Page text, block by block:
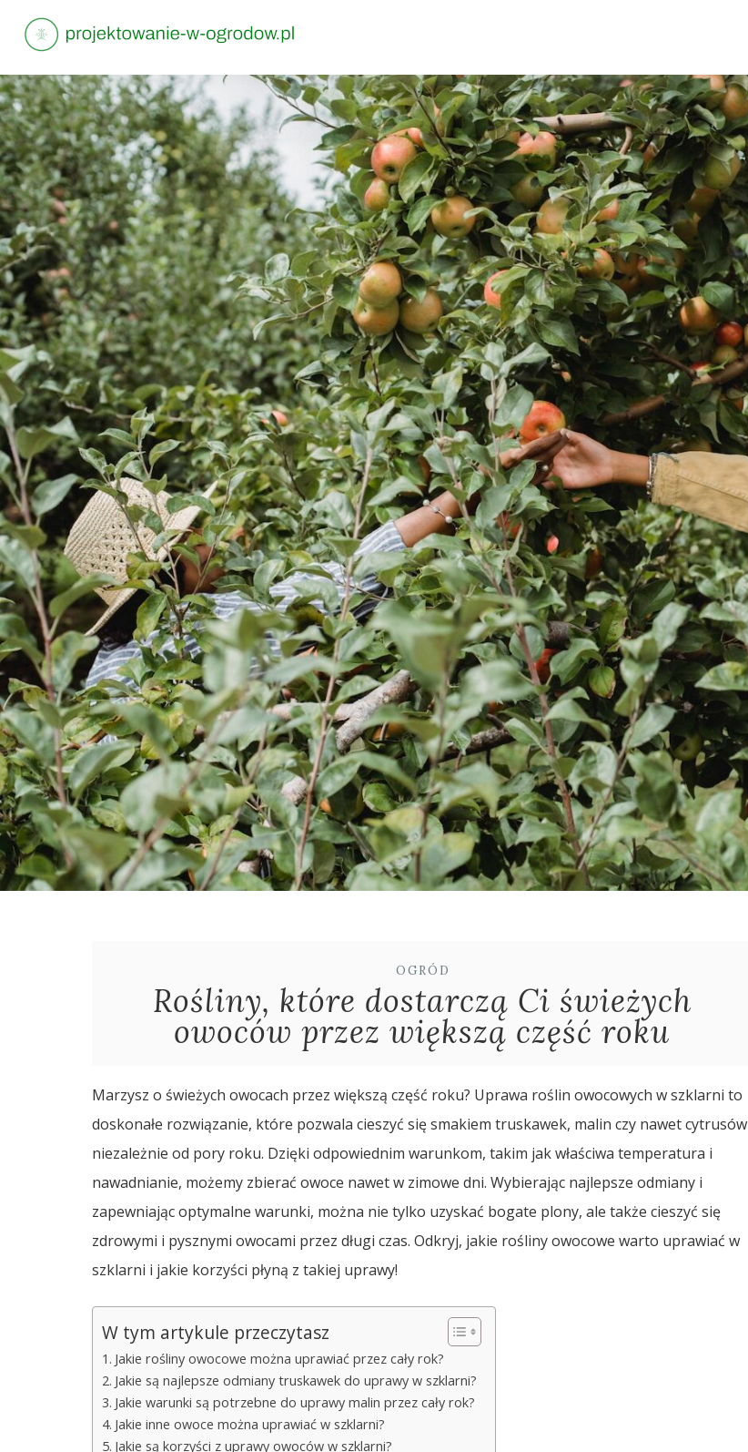
OGRÓD
Rośliny, które dostarczą Ci świeżych
owoców przez większą część roku
Marzysz o świeżych owocach przez większą część roku? Uprawa roślin owocowych w szklarni to
doskonałe rozwiązanie, które pozwala cieszyć się smakiem truskawek, malin czy nawet cytrusów
niezależnie od pory roku. Dzięki odpowiednim warunkom, takim jak właściwa temperatura i
nawadnianie, możemy zbierać owoce nawet w zimowe dni. Wybierając najlepsze odmiany i
zapewniając optymalne warunki, można nie tylko uzyskać bogate plony, ale także cieszyć się
zdrowymi i pysznymi owocami przez długi czas. Odkryj, jakie rośliny owocowe warto uprawiać w
szklarni i jakie korzyści płyną z takiej uprawy!
W tym artykule przeczytasz
Jakie rośliny owocowe można uprawiać przez cały rok?
Jakie są najlepsze odmiany truskawek do uprawy w szklarni?
Jakie warunki są potrzebne do uprawy malin przez cały rok?
Jakie inne owoce można uprawiać w szklarni?
Jakie są korzyści z uprawy owoców w szklarni?